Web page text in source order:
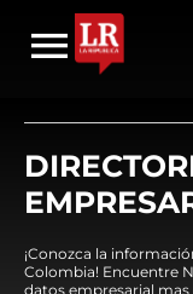
¡Conozca la
Colombia! Encuentre
datos empresarial mas